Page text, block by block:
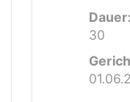
Dauer:
30